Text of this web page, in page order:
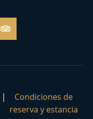
|
Condiciones de
reserva y estancia